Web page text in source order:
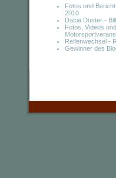
Fotos und
2010
Dacia Duster -
Fotos, Videos
Reifenwechsel -
Gewinner des